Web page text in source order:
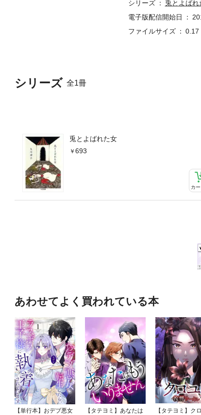
シリーズ 全1冊
兎とよばれた女
693
カ
シリーズ
兎とよばれ
電子版配信開始日
ファイルサイズ
0.17
あわせてよく買われている本
【単行本】おデブ悪女
【タテヨミ】あなたは
【タテヨミ】ク